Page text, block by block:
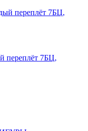
переплёт 7БЦ,